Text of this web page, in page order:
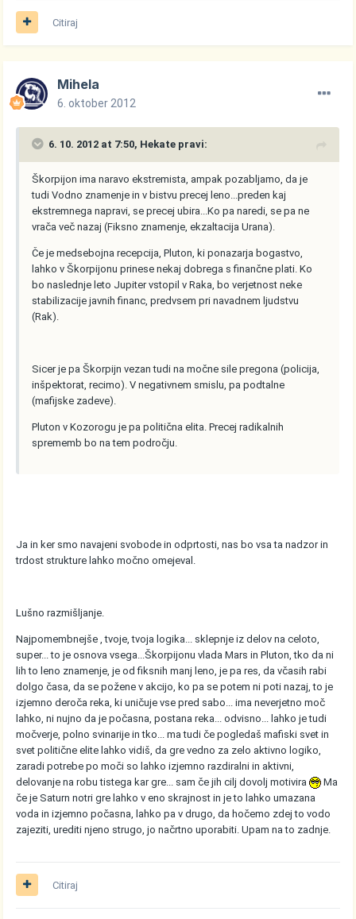
Citiraj
Mihela
6. oktober 2012
6. 10. 2012 at 7:50, Hekate pravi:
Škorpijon ima naravo ekstremista, ampak pozabljamo, da je
tudi Vodno znamenje in v bistvu precej leno...preden kaj
ekstremnega napravi, se precej ubira...Ko pa naredi, se pa ne
vrača več nazaj (Fiksno znamenje, ekzaltacija Urana).
Če je medsebojna recepcija, Pluton, ki ponazarja bogastvo,
lahko v Škorpijonu prinese nekaj dobrega s finančne plati. Ko
bo naslednje leto Jupiter vstopil v Raka, bo verjetnost neke
stabilizacije javnih financ, predvsem pri navadnem ljudstvu
(Rak).
Sicer je pa Škorpijn vezan tudi na močne sile pregona (policija,
inšpektorat, recimo). V negativnem smislu, pa podtalne
(mafijske zadeve).
Pluton v Kozorogu je pa politična elita. Precej radikalnih
sprememb bo na tem področju.
Ja in ker smo navajeni svobode in odprtosti, nas bo vsa ta nadzor in
trdost strukture lahko močno omejeval.
Lušno razmišljanje.
Najpomembnejše , tvoje, tvoja logika... sklepnje iz delov na celoto,
super... to je osnova vsega...Škorpijonu vlada Mars in Pluton, tko da ni
lih to leno znamenje, je od fiksnih manj leno, je pa res, da včasih rabi
dolgo časa, da se požene v akcijo, ko pa se potem ni poti nazaj, to je
izjemno deroča reka, ki uničuje vse pred sabo... ima neverjetno moč
lahko, ni nujno da je počasna, postana reka... odvisno... lahko je tudi
močverje, polno svinarije in tko... ma tudi če pogledaš mafiski svet in
svet politične elite lahko vidiš, da gre vedno za zelo aktivno logiko,
zaradi potrebe po moči so lahko izjemno razdiralni in aktivni,
delovanje na robu tistega kar gre... sam če jih cilj dovolj motivira
Ma
če je Saturn notri gre lahko v eno skrajnost in je to lahko umazana
voda in izjemno počasna, lahko pa v drugo, da hočemo zdej to vodo
zajeziti, urediti njeno strugo, jo načrtno uporabiti. Upam na to zadnje.
Citiraj